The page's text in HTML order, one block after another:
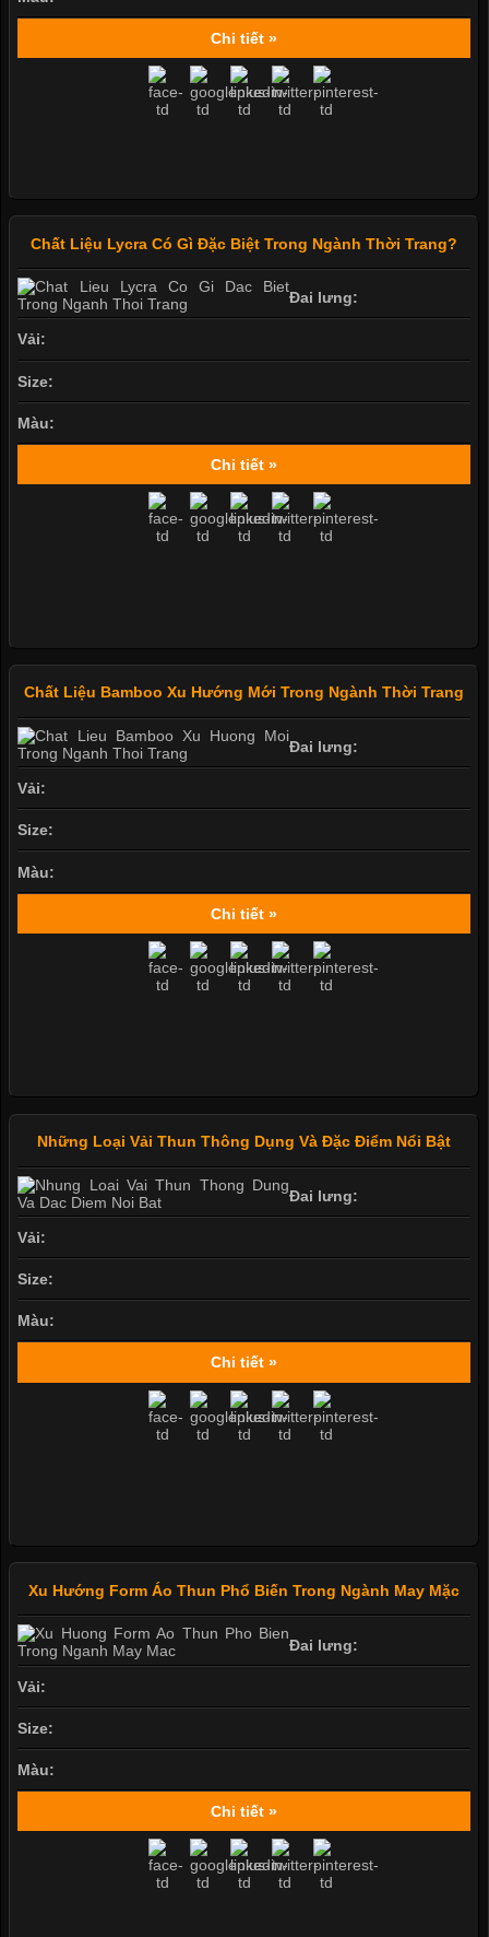
Chi tiết »
Chất Liệu Lycra Có Gì Đặc Biệt Trong Ngành Thời Trang?
Đai lưng:
Vải:
Size:
Màu:
Chi tiết »
Chất Liệu Bamboo Xu Hướng Mới Trong Ngành Thời Trang
Đai lưng:
Vải:
Size:
Màu:
Chi tiết »
Những Loại Vải Thun Thông Dụng Và Đặc Điểm Nổi Bật
Đai lưng:
Vải:
Size:
Màu:
Chi tiết »
Xu Hướng Form Áo Thun Phổ Biến Trong Ngành May Mặc
Đai lưng:
Vải:
Size:
Màu:
Chi tiết »